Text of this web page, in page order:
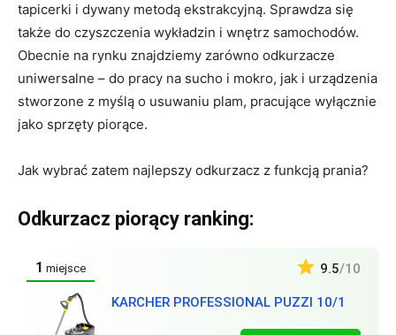
tapicerki i dywany metodą ekstrakcyjną. Sprawdza się
także do czyszczenia wykładzin i wnętrz samochodów.
Obecnie na rynku znajdziemy zarówno odkurzacze
uniwersalne – do pracy na sucho i mokro, jak i urządzenia
stworzone z myślą o usuwaniu plam, pracujące wyłącznie
jako sprzęty piorące.
Jak wybrać zatem najlepszy odkurzacz z funkcją prania?
Odkurzacz piorący ranking:
1 miejsce
KARCHER PROFESSIONAL PUZZI 10/1
9.5/10